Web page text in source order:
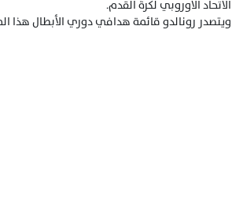
الاتحاد الاوروبي لكرة القدم.
ويتصدر رونالدو قائمة هدافي دوري الأبطال هذا الموسم